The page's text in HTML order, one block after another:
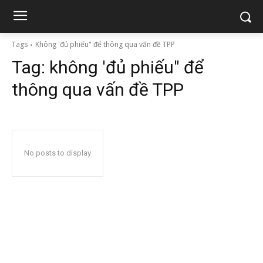
Tags Không 'đủ phiếu" để thông qua vấn đề TPP
Tag: không 'đủ phiếu" để
thông qua vấn đề TPP
No posts to display